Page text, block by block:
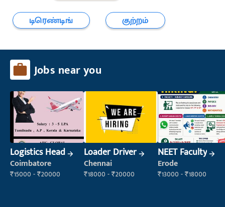
டிரெண்டிங்
குற்றம்
Jobs near you
Logistics Head
Coimbatore
₹15000 - ₹20000
Loader Driver
Chennai
₹18000 - ₹20000
NEET Faculty
Erode
₹13000 - ₹18000